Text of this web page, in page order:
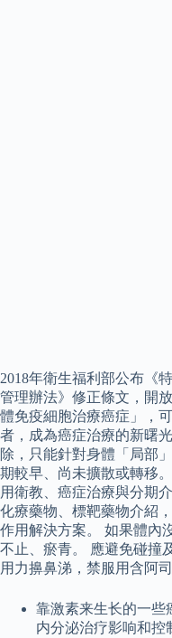
2018年衛生福利部公布《
管理辦法》修正條文，開
體免疫細胞治療癌症」，
者，成為癌症治療的新曙
除，只能針對身體「局部
期較早、尚未擴散或轉移
用衛教、癌症治療與分期
化療藥物、標靶藥物介紹
作用解決方案。 如果體內
不止、瘀青。 應避免碰撞
用力擤鼻涕，禁服用含阿
靠激素来生长的一些
内分泌治疗影响和控